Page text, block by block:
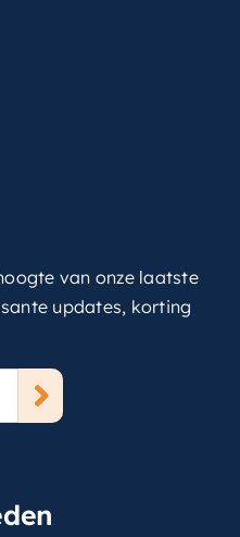
van onze laatste
updates, korting